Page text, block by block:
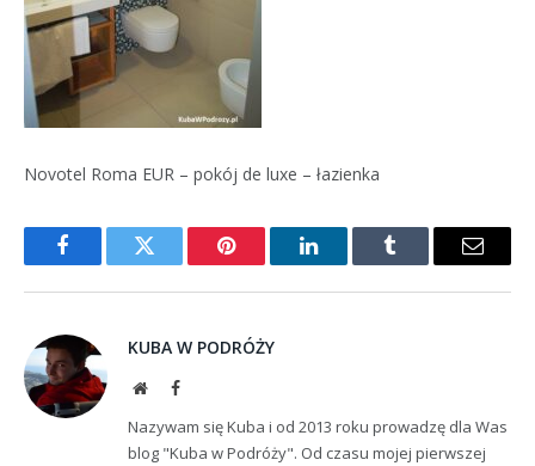
Novotel Roma EUR – pokój de luxe – łazienka
FacebookTwitter Pinterest LinkedInTumblr Email
KUBA W PODRÓŻY
WebsiteFacebook
Nazywam się Kuba i od 2013 roku prowadzę dla Was
blog "Kuba w Podróży". Od czasu mojej pierwszej